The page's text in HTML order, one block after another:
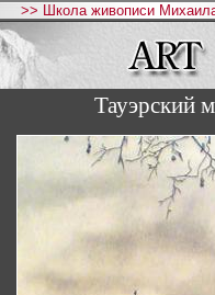
>> Школа живописи
Тауэрский